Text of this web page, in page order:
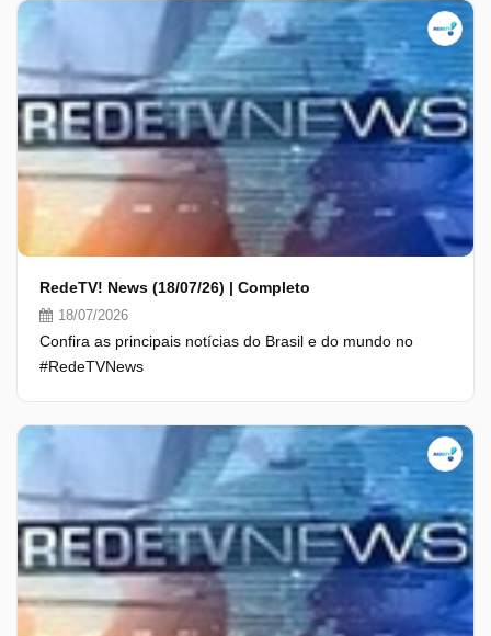
RedeTV! News (18/07/26) | Completo
18/07/2026
Confira as principais notícias do Brasil e do mundo no
#RedeTVNews